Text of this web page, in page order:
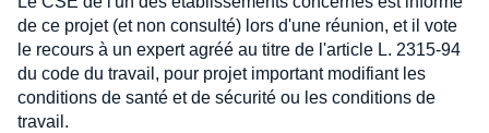
de ce projet (et non consulté) lors d'une réunion, et il vote
le recours à un expert agréé au titre de l'article L. 2315-94
du code du travail, pour projet important modifiant les
conditions de santé et de sécurité ou les conditions de
travail.